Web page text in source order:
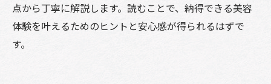
点から丁寧に解説します。読むことで、納得できる美容
体験を叶えるためのヒントと安心感が得られるはずで
す。